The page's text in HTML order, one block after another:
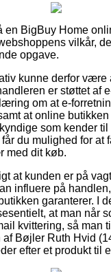
en BigBuy Home
vilkår,
opgave.
kunne derfor være
er støttet af
om at e-
at online
som kender
du mulighed for at
med dit køb.
at kunden er på
influere på
garanterer. I
at man når
kvittering, så man
Bøjler Ruth Hvid
efter et produkt til